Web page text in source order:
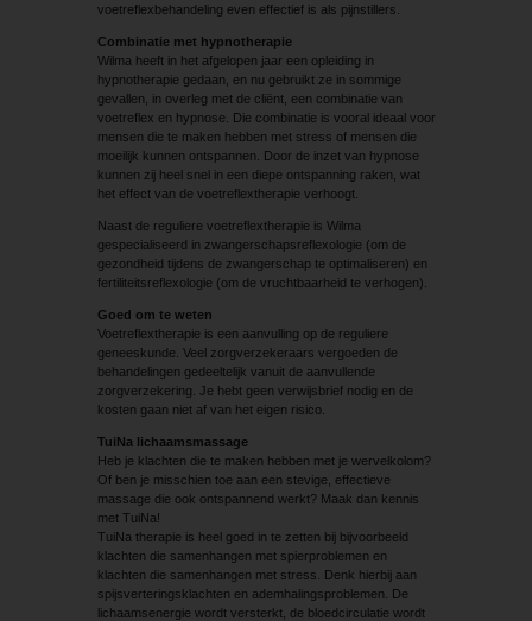
voetreflexbehandeling even effectief is als pijnstillers.
Combinatie met hypnotherapie
Wilma heeft in het afgelopen jaar een opleiding in
hypnotherapie gedaan, en nu gebruikt ze in sommige
gevallen, in overleg met de cliënt, een combinatie van
voetreflex en hypnose. Die combinatie is vooral ideaal voor
mensen die te maken hebben met stress of mensen die
moeilijk kunnen ontspannen. Door de inzet van hypnose
kunnen zij heel snel in een diepe ontspanning raken, wat
het effect van de voetreflextherapie verhoogt.
Naast de reguliere voetreflextherapie is Wilma
gespecialiseerd in zwangerschapsreflexologie (om de
gezondheid tijdens de zwangerschap te optimaliseren) en
fertiliteitsreflexologie (om de vruchtbaarheid te verhogen).
Goed om te weten
Voetreflextherapie is een aanvulling op de reguliere
geneeskunde. Veel zorgverzekeraars vergoeden de
behandelingen gedeeltelijk vanuit de aanvullende
zorgverzekering. Je hebt geen verwijsbrief nodig en de
kosten gaan niet af van het eigen risico.
TuiNa lichaamsmassage
Heb je klachten die te maken hebben met je wervelkolom?
Of ben je misschien toe aan een stevige, effectieve
massage die ook ontspannend werkt? Maak dan kennis
met TuiNa!
TuiNa therapie is heel goed in te zetten bij bijvoorbeeld
klachten die samenhangen met spierproblemen en
klachten die samenhangen met stress. Denk hierbij aan
spijsverteringsklachten en ademhalingsproblemen. De
lichaamsenergie wordt versterkt, de bloedcirculatie wordt